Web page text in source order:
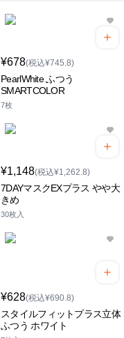
¥678(税込¥745.8)
PearlWhite ふつう
SMARTCOLOR
7枚
¥1,148(税込¥1,262.8)
7DAYマスクEXプラス やや大
きめ
30枚入
¥628(税込¥690.8)
スタイルフィットプラス立体
ふつう ホワイト